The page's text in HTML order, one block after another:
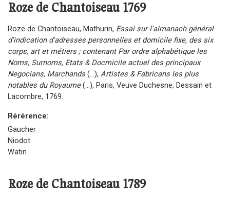
Roze de Chantoiseau 1769
Roze de Chantoiseau, Mathurin, Essai sur l'almanach général
d'indication d'adresses personnelles et domicile fixe, des six
corps, art et métiers ; contenant Par ordre alphabétique les
Noms, Surnoms, Etats & Docmicile actuel des principaux
Negocians, Marchands (...), Artistes & Fabricans les plus
notables du Royaume(...), Paris, Veuve Duchesne, Dessain et
Lacombre, 1769.
Rérérence:
Gaucher
Niodot
Watin
Roze de Chantoiseau 1789